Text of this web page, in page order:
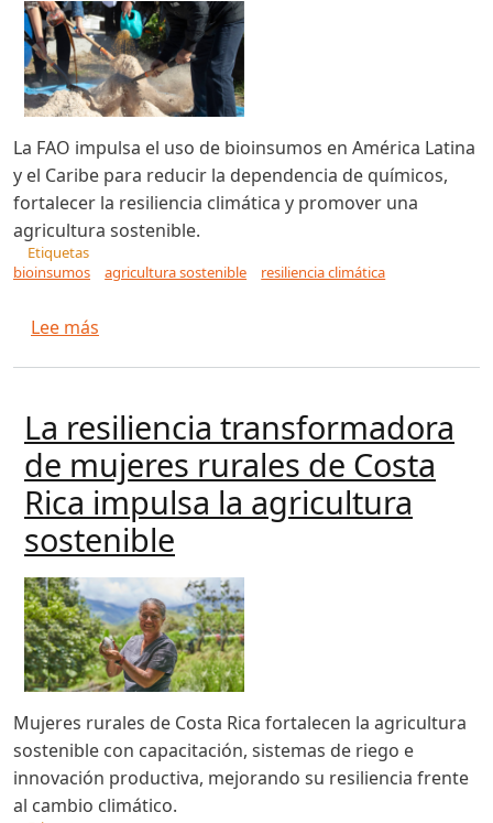
La FAO impulsa el uso de bioinsumos en América Latina
y el Caribe para reducir la dependencia de químicos,
fortalecer la resiliencia climática y promover una
agricultura sostenible.
Etiquetas
bioinsumos
agricultura sostenible resiliencia climática
Lee más
La resiliencia transformadora
de mujeres rurales de Costa
Rica impulsa la agricultura
sostenible
Mujeres rurales de Costa Rica fortalecen la agricultura
sostenible con capacitación, sistemas de riego e
innovación productiva, mejorando su resiliencia frente
al cambio climático.